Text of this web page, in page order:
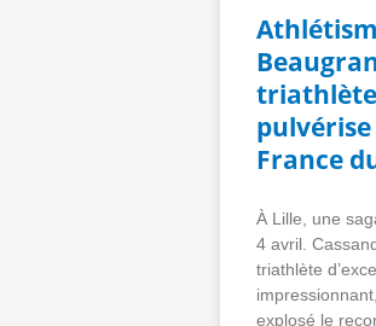
triathlète
France
À Lille, une
4 avril.
triathlète
explosé le